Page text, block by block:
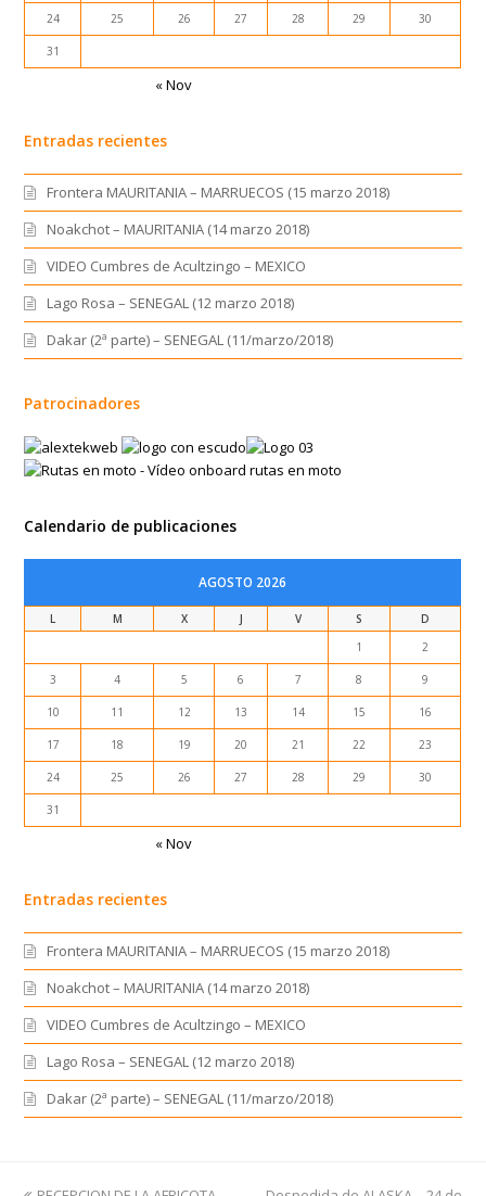
24 25 26 27 28 29 30
31
« Nov
Entradas recientes
Frontera MAURITANIA – MARRUECOS (15 marzo 2018)
Noakchot – MAURITANIA (14 marzo 2018)
VIDEO Cumbres de Acultzingo – MEXICO
Lago Rosa – SENEGAL (12 marzo 2018)
Dakar (2ª parte) – SENEGAL (11/marzo/2018)
Patrocinadores
Calendario de publicaciones
AGOSTO 2026
L M X J V S
D
1
2
3 4 5 6 7 8 9
10 11 12 13 14 15 16
17 18 19 20 21 22 23
24 25 26 27 28 29 30
31
« Nov
Entradas recientes
Frontera MAURITANIA – MARRUECOS (15 marzo 2018)
Noakchot – MAURITANIA (14 marzo 2018)
VIDEO Cumbres de Acultzingo – MEXICO
Lago Rosa – SENEGAL (12 marzo 2018)
Dakar (2ª parte) – SENEGAL (11/marzo/2018)